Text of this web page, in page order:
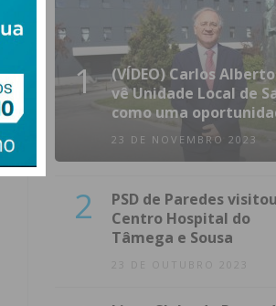
1
(VÍDEO) Carlos
vê Unidade Local de
como uma
23 DE NOVEMBRO 2023
2
PSD de Paredes visitou
Centro Hospital do
Tâmega e Sousa
23 DE OUTUBRO 2023